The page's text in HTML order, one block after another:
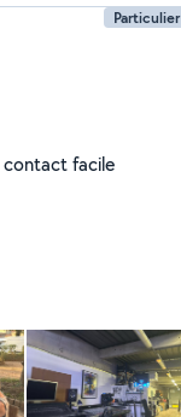
Particulier
contact facile